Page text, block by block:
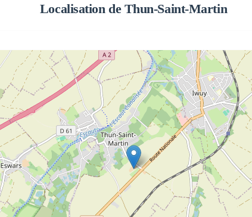
Localisation de Thun-Saint-Martin